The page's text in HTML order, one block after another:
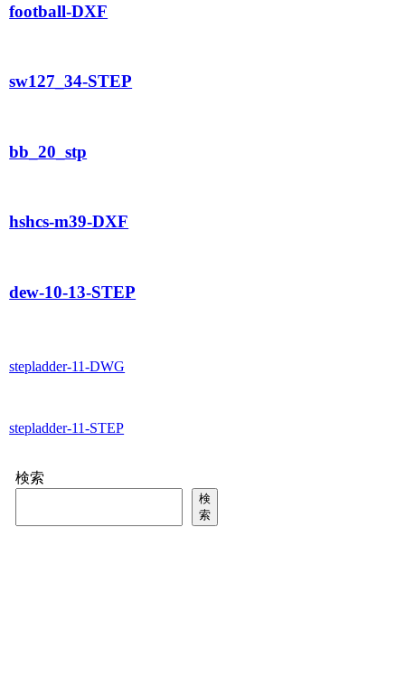
football-DXF
sw127_34-STEP
bb_20_stp
hshcs-m39-DXF
dew-10-13-STEP
stepladder-11-DWG
stepladder-11-STEP
検索
検
索